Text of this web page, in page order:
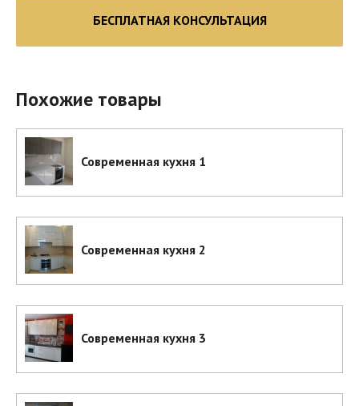
БЕСПЛАТНАЯ КОНСУЛЬТАЦИЯ
Похожие товары
Современная кухня 1
Современная кухня 2
Современная кухня 3